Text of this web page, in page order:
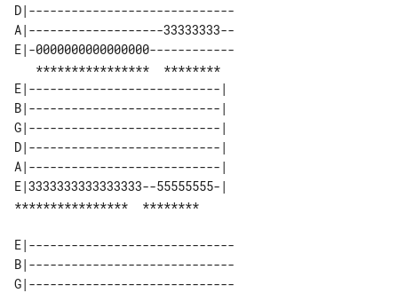
D|-----------------------------
A|-------------------33333333--
E|-0000000000000000------------
E|---------------------------|
B|---------------------------|
G|---------------------------|
D|---------------------------|
A|---------------------------|
E|3333333333333333--55555555-|
E|-----------------------------
B|-----------------------------
G|-----------------------------